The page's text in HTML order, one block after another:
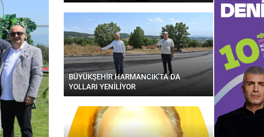
BÜYÜKŞEHİR HARMANCIK’TA DA
YOLLARI YENİLİYOR